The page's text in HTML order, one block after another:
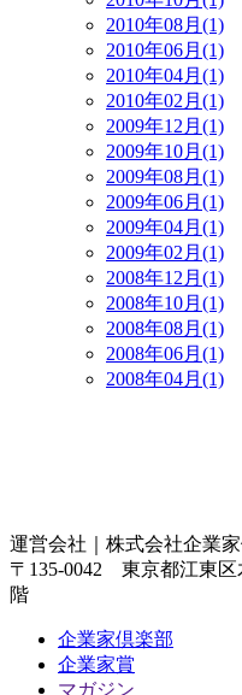
2010年08月(1)
2010年06月(1)
2010年04月(1)
2010年02月(1)
2009年12月(1)
2009年10月(1)
2009年08月(1)
2009年06月(1)
2009年04月(1)
2009年02月(1)
2008年12月(1)
2008年10月(1)
2008年08月(1)
2008年06月(1)
2008年04月(1)
運営会社｜ 株式会社企業
〒135-0042 東京都江東
階
企業家倶楽部
企業家賞
マガジン